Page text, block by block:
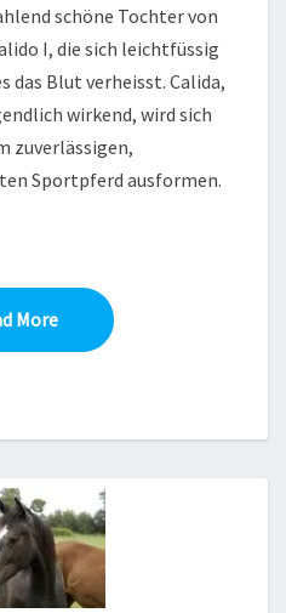
schöne Tochter von
I, die sich leichtfüssig
das Blut verheisst. Calida,
wirkend, wird sich
zuverlässigen,
Sportpferd ausformen.
MoreRead More